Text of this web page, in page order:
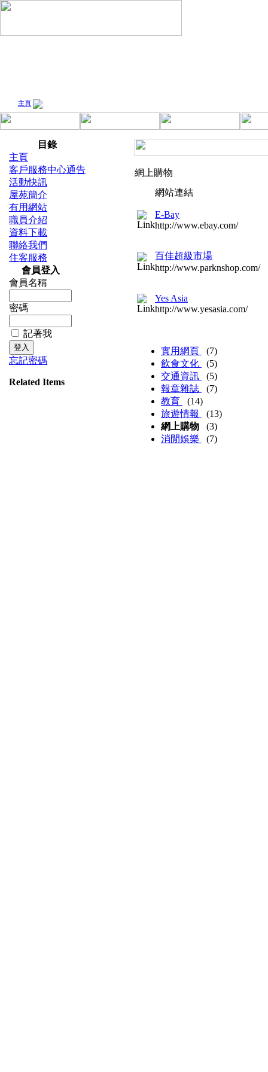
主頁
目錄
主頁
客戶服務中心通告
活動快訊
屋苑簡介
有用網站
職員介紹
資料下載
聯絡我們
住客服務
會員登入
會員名稱
密碼
記著我
忘記密碼
Related Items
網上購物
網站連結
E-Bay
http://www.ebay.com/
百佳超級市場
http://www.parknshop.com/
Yes Asia
http://www.yesasia.com/
實用網頁
(7)
飲食文化
(5)
交通資訊
(5)
報章雜誌
(7)
教育
(14)
旅遊情報
(13)
網上購物
(3)
消閒娛樂
(7)